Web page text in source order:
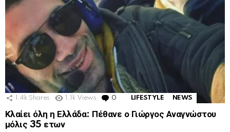
1.4k Shares 1.1k Views 0 Comments
LIFESTYLE NEWS
Κλαίει όλη η Ελλάδα: Πέθανε ο Γιώργος Αναγνώστου
μόλις 35 ετων